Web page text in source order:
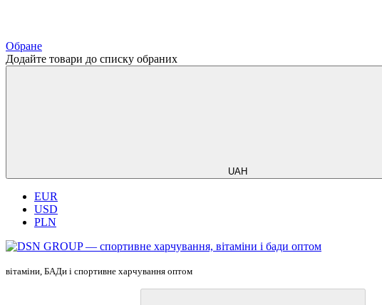
Обране
Додайте товари до списку обраних
UAH
EUR
USD
PLN
вітаміни, БАДи і cпортивне харчування оптом